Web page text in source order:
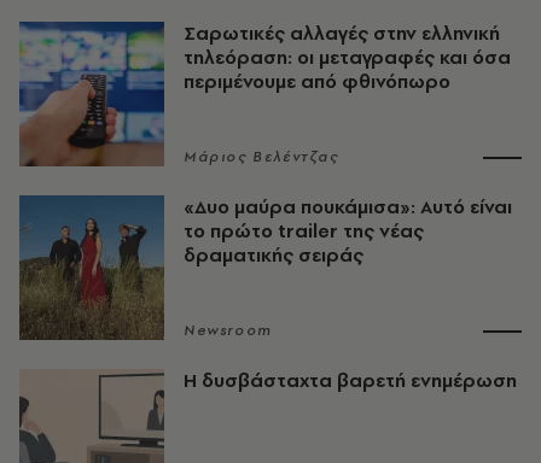
Σαρωτικές αλλαγές στην ελληνική
τηλεόραση: οι μεταγραφές και όσα
περιμένουμε από φθινόπωρο
Μάριος Βελέντζας
«Δυο μαύρα πουκάμισα»: Αυτό είναι
το πρώτο trailer της νέας
δραματικής σειράς
Newsroom
Η δυσβάσταχτα βαρετή ενημέρωση